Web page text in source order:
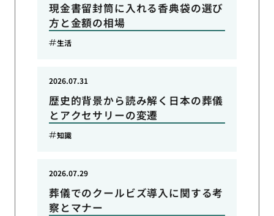
現金書留封筒に入れる香典袋の選び
方と金額の相場
生活
歴史的背景から読み解く日本の葬儀
とアクセサリーの変遷
2026.07.31
知識
葬儀でのクールビズ導入に関する考
察とマナー
2026.07.29